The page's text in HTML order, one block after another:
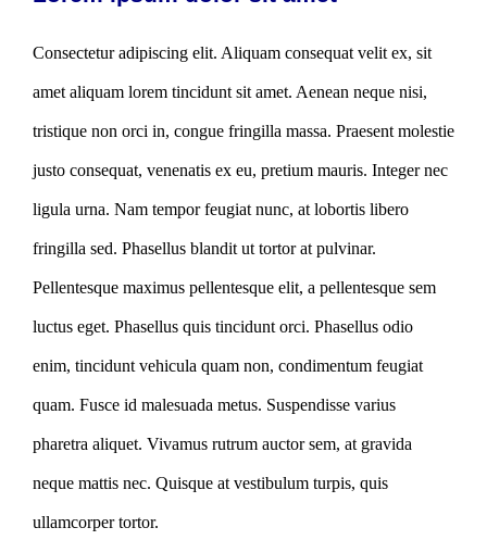
Consectetur adipiscing elit. Aliquam consequat velit ex, sit
amet aliquam lorem tincidunt sit amet. Aenean neque nisi,
tristique non orci in, congue fringilla massa. Praesent molestie
justo consequat, venenatis ex eu, pretium mauris. Integer nec
ligula urna. Nam tempor feugiat nunc, at lobortis libero
fringilla sed. Phasellus blandit ut tortor at pulvinar.
Pellentesque maximus pellentesque elit, a pellentesque sem
luctus eget. Phasellus quis tincidunt orci. Phasellus odio
enim, tincidunt vehicula quam non, condimentum feugiat
quam. Fusce id malesuada metus. Suspendisse varius
pharetra aliquet. Vivamus rutrum auctor sem, at gravida
neque mattis nec. Quisque at vestibulum turpis, quis
ullamcorper tortor.